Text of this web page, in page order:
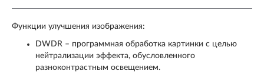
Функции улучшения изображения:
DWDR – программная обработка картинки с целью
нейтрализации эффекта, обусловленного
разноконтрастным освещением.